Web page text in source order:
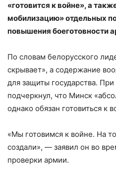
«готовится к войне», а
мобилизацию» отдельных
повышения боеготовности
По словам белорусского
скрывает», а содержание
для защиты государства.
подчеркнул, что Минск
однако обязан готовиться к
«Мы готовимся к войне. На
создали», — заявил он во
проверки армии.